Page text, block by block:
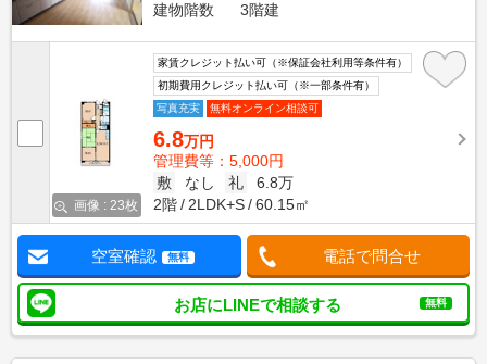
建物階数
3階建
画像 : 23枚
家賃クレジット払い可（※保証会社利用等条件有）
初期費用クレジット払い可（※一部条件有）
写真充実
無料オンライン相談可
6.8万円
管理費等：5,000円
敷
なし 礼
6.8万
2階
2LDK+S 60.15㎡
空室確認 無料 電話で問合せ
お店にLINEで相談する 無料